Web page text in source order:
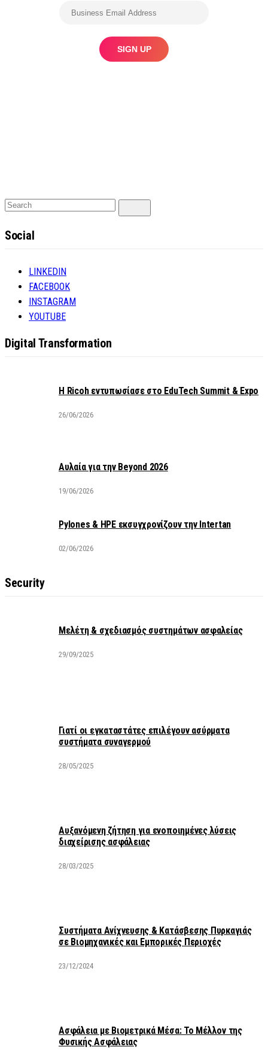
Search
Search
Social
LINKEDIN
FACEBOOK
INSTAGRAM
YOUTUBE
Digital Transformation
Η Ricoh εντυπωσίασε στο EduTech Summit & Expo
26/06/2026
Αυλαία για την Beyond 2026
19/06/2026
Pylones & HPE εκσυγχρονίζουν την Intertan
02/06/2026
Security
Μελέτη & σχεδιασμός συστημάτων ασφαλείας
29/09/2025
Γιατί οι εγκαταστάτες επιλέγουν ασύρματα
συστήματα συναγερμού
28/05/2025
Αυξανόμενη ζήτηση για ενοποιημένες λύσεις
διαχείρισης ασφάλειας
28/03/2025
Συστήματα Ανίχνευσης & Κατάσβεσης Πυρκαγιάς
σε Βιομηχανικές και Εμπορικές Περιοχές
23/12/2024
Ασφάλεια με Βιομετρικά Μέσα: Το Μέλλον της
Φυσικής Ασφάλειας